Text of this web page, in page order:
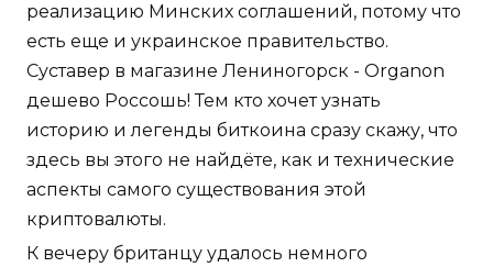
реализацию Минских соглашений, потому что
есть еще и украинское правительство.
Суставер в магазине Лениногорск - Organon
дешево Россошь! Тем кто хочет узнать
историю и легенды биткоина сразу скажу, что
здесь вы этого не найдёте, как и технические
аспекты самого существования этой
криптовалюты.
К вечеру британцу удалось немного